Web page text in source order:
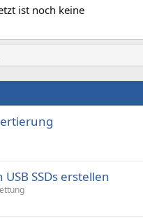
ist noch keine
SSDs erstellen